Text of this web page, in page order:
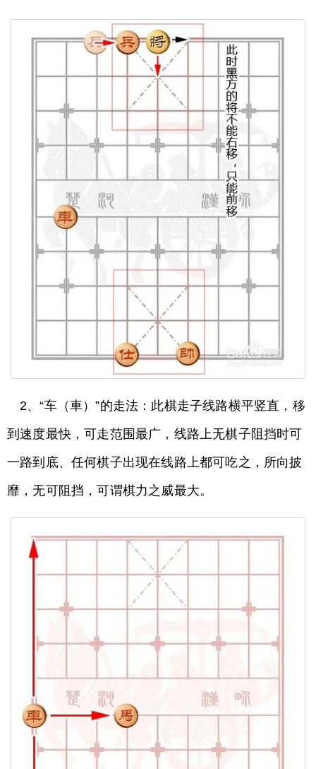
2、“车（車）”的走法：此棋走子线路横平竖直，移
到速度最快，可走范围最广，线路上无棋子阻挡时可
一路到底、任何棋子出现在线路上都可吃之，所向披
靡，无可阻挡，可谓棋力之威最大。